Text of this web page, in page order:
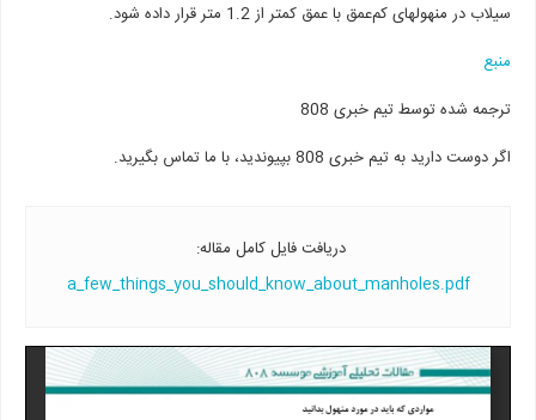
سیلاب در منهول­های کم‌عمق با عمق کمتر از 1.2 متر قرار داده شود.
منبع
ترجمه شده توسط تیم خبری 808
اگر دوست دارید به تیم خبری 808 بپیوندید، با ما تماس بگیرید.
دریافت فایل کامل مقاله:‌
a_few_things_you_should_know_about_manholes.pdf